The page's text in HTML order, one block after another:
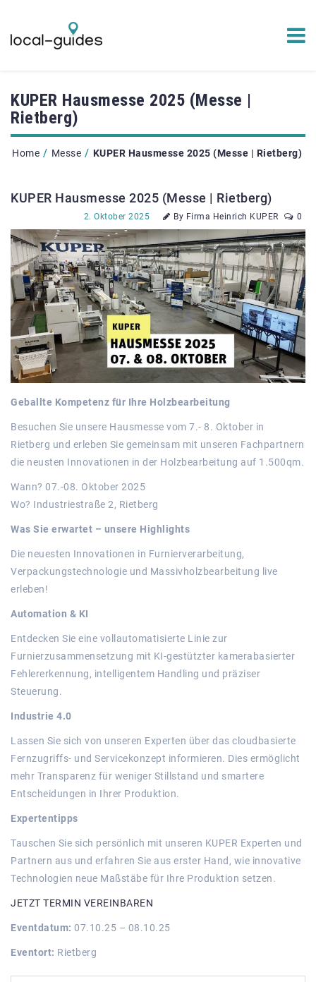
KUPER Hausmesse 2025 (Messe |
Rietberg)
Home / Messe / KUPER Hausmesse 2025 (Messe | Rietberg)
KUPER Hausmesse 2025 (Messe | Rietberg)
2. Oktober 2025 By Firma Heinrich KUPER 0
Geballte Kompetenz für Ihre Holzbearbeitung
Besuchen Sie unsere Hausmesse vom 7.- 8. Oktober in
Rietberg und erleben Sie gemeinsam mit unseren Fachpartnern
die neusten Innovationen in der Holzbearbeitung auf 1.500qm.
Wann? 07.-08. Oktober 2025
Wo? Industriestraße 2, Rietberg
Was Sie erwartet – unsere Highlights
Die neuesten Innovationen in Furnierverarbeitung,
Verpackungstechnologie und Massivholzbearbeitung live
erleben!
Automation & KI
Entdecken Sie eine vollautomatisierte Linie zur
Furnierzusammensetzung mit KI-gestützter kamerabasierter
Fehlererkennung, intelligentem Handling und präziser
Steuerung.
Industrie 4.0
Lassen Sie sich von unseren Experten über das cloudbasierte
Fernzugriffs- und Servicekonzept informieren. Dies ermöglicht
mehr Transparenz für weniger Stillstand und smartere
Entscheidungen in Ihrer Produktion.
Expertentipps
Tauschen Sie sich persönlich mit unseren KUPER Experten und
Partnern aus und erfahren Sie aus erster Hand, wie innovative
Technologien neue Maßstäbe für Ihre Produktion setzen.
JETZT TERMIN VEREINBAREN
Eventdatum: 07.10.25 – 08.10.25
Eventort: Rietberg